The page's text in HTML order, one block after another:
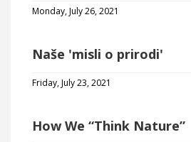
Monday, July 26, 2021
Naše 'misli o prirodi'
Friday, July 23, 2021
How We “Think Nature”